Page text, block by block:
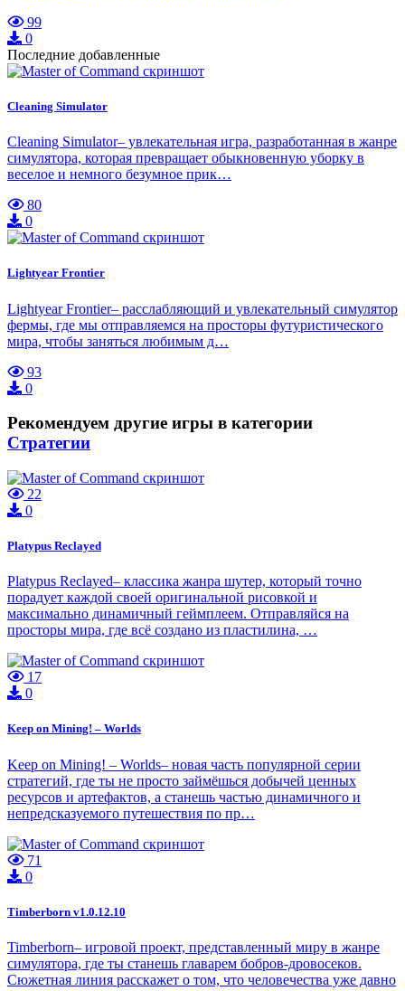
99
0
Последние добавленные
Cleaning Simulator
Cleaning Simulator– увлекательная игра, разработанная в жанре
симулятора, которая превращает обыкновенную уборку в
веселое и немного безумное прик…
80
0
Lightyear Frontier
Lightyear Frontier– расслабляющий и увлекательный симулятор
фермы, где мы отправляемся на просторы футуристического
мира, чтобы заняться любимым д…
93
0
Рекомендуем другие игры в категории
Стратегии
22
0
Platypus Reclayed
Platypus Reclayed– классика жанра шутер, который точно
порадует каждой своей оригинальной рисовкой и
максимально динамичный геймплеем. Отправляйся на
просторы мира, где всё создано из пластилина, …
17
0
Keep on Mining! – Worlds
Keep on Mining! – Worlds– новая часть популярной серии
стратегий, где ты не просто займёшься добычей ценных
ресурсов и артефактов, а станешь частью динамичного и
непредсказуемого путешествия по пр…
71
0
Timberborn v1.0.12.10
Timberborn– игровой проект, представленный миру в жанре
симулятора, где ты станешь главарем бобров-дровосеков.
Сюжетная линия расскажет о том, что человечества уже давно